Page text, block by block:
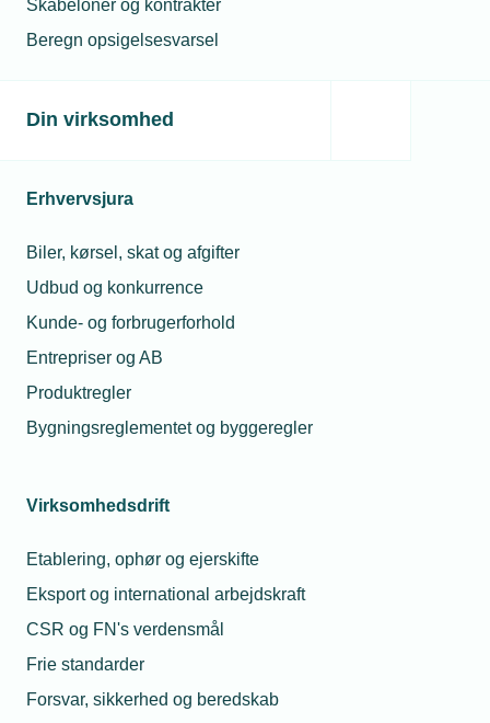
Skabeloner og kontrakter
Beregn opsigelsesvarsel
Din virksomhed
Erhvervsjura
Biler, kørsel, skat og afgifter
Udbud og konkurrence
Kunde- og forbrugerforhold
Entrepriser og AB
Produktregler
Bygningsreglementet og byggeregler
Virksomhedsdrift
Etablering, ophør og ejerskifte
Eksport og international arbejdskraft
CSR og FN's verdensmål
Frie standarder
Forsvar, sikkerhed og beredskab
Jan Skovsgaard
Dækningsområde
TEKNIQ El København dækker medlemmer
fra København og på Færøerne.
København og på Færøerne.
lokalforeningen
TEKNIQ EL København Skovtur 2026
– nu med udsigt til både, bølger og
hav
Sæt kurs mod en hyggelig sensommeraften med